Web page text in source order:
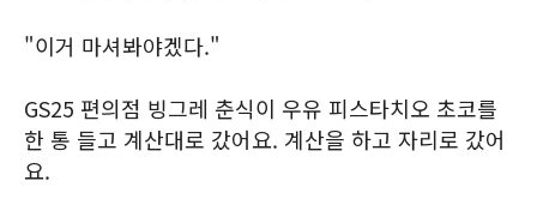
"이거 마셔봐야겠다."
GS25 편의점 빙그레 춘식이 우유 피스타치오 초코를
한 통 들고 계산대로 갔어요. 계산을 하고 자리로 갔어
요.